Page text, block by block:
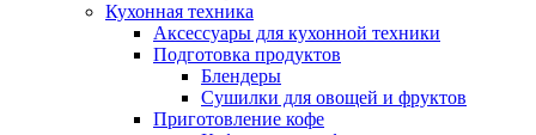
Кухонная техника
Аксессуары для кухонной техники
Подготовка продуктов
Блендеры
Сушилки для овощей и фруктов
Приготовление кофе